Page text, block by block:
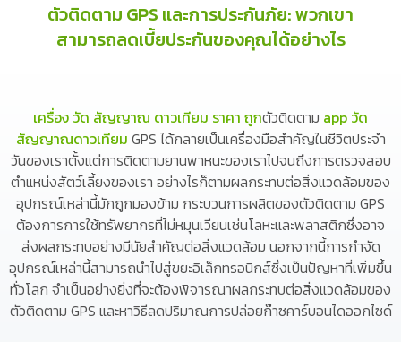
ตัวติดตาม GPS และการประกันภัย: พวกเขา
สามารถลดเบี้ยประกันของคุณได้อย่างไร
เครื่อง วัด สัญญาณ ดาวเทียม ราคา ถูกตัวติดตาม app วัด
สัญญาณดาวเทียม GPS ได้กลายเป็นเครื่องมือสำคัญในชีวิตประจำ
วันของเราตั้งแต่การติดตามยานพาหนะของเราไปจนถึงการตรวจสอบ
ตำแหน่งสัตว์เลี้ยงของเรา อย่างไรก็ตามผลกระทบต่อสิ่งแวดล้อมของ
อุปกรณ์เหล่านี้มักถูกมองข้าม กระบวนการผลิตของตัวติดตาม GPS
ต้องการการใช้ทรัพยากรที่ไม่หมุนเวียนเช่นโลหะและพลาสติกซึ่งอาจ
ส่งผลกระทบอย่างมีนัยสำคัญต่อสิ่งแวดล้อม นอกจากนี้การกำจัด
อุปกรณ์เหล่านี้สามารถนำไปสู่ขยะอิเล็กทรอนิกส์ซึ่งเป็นปัญหาที่เพิ่มขึ้น
ทั่วโลก จำเป็นอย่างยิ่งที่จะต้องพิจารณาผลกระทบต่อสิ่งแวดล้อมของ
ตัวติดตาม GPS และหาวิธีลดปริมาณการปล่อยก๊าซคาร์บอนไดออกไซด์